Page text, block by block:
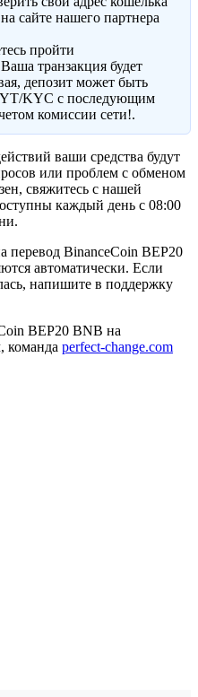
сайте нашего партнера
пройти
транзакция будет
депозит может быть
KYC с последующим
комиссии сети!.
ваши средства будут
или проблем с обменом
свяжитесь с нашей
каждый день с 08:00
перевод BinanceCoin BEP20
автоматически. Если
напишите в поддержку
BEP20 BNB на
команда perfect-change.com